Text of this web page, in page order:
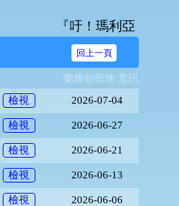
『吁！瑪利亞，無
回上一頁
蘭雅朝聖地 堂訊
檢視 2026-07-04
檢視 2026-06-27
檢視 2026-06-21
檢視 2026-06-13
檢視 2026-06-06